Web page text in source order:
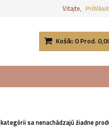
Vitajte,
Košík:0Prod.
sa nenachádzajú žiadne